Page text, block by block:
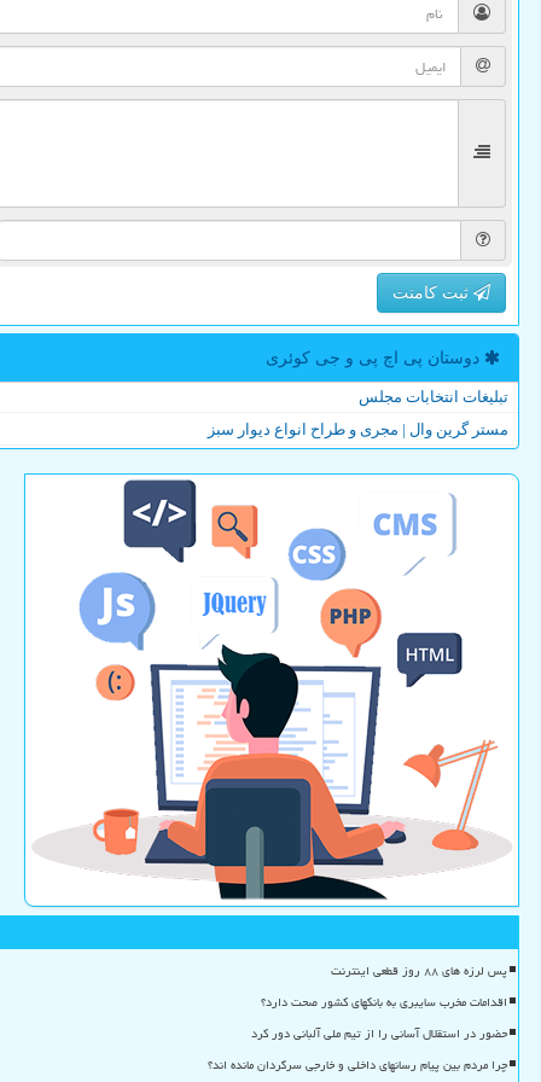
ثبت کامنت
دوستان پی اچ پی و جی كوئری
تبلیغات انتخابات مجلس
مستر گرین وال | مجری و طراح انواع دیوار سبز
پس لرزه های ۸۸ روز قطعی اینترنت
اقدامات مخرب سایبری به بانکهای کشور صحت دارد؟
حضور در استقلال آسانی را از تیم ملی آلبانی دور کرد
چرا مردم بین پیام رسانهای داخلی و خارجی سرگردان مانده اند؟